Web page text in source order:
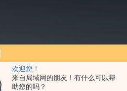
欢迎您！
来自局域网的朋友！有什么可以帮
助您的吗？